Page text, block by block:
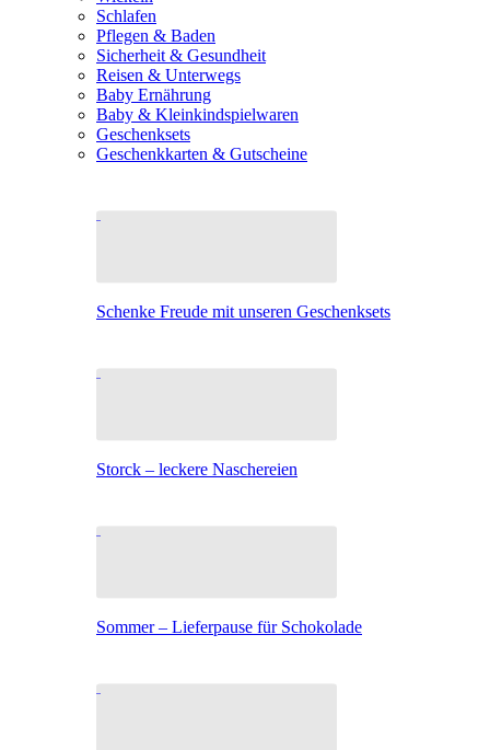
Schlafen
Pflegen & Baden
Sicherheit & Gesundheit
Reisen & Unterwegs
Baby Ernährung
Baby & Kleinkindspielwaren
Geschenksets
Geschenkkarten & Gutscheine
Schenke Freude mit unseren Geschenksets
Storck – leckere Naschereien
Sommer – Lieferpause für Schokolade